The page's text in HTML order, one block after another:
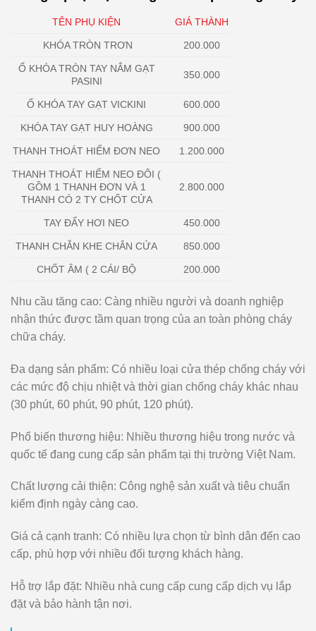
TÊN PHỤ KIỆN GIÁ THÀNH
KHÓA TRÒN TRƠN 200.000
Ổ KHÓA TRÒN TAY NẮM GẠT
PASINI
350.000
Ổ KHÓA TAY GẠT VICKINI 600.000
KHÓA TAY GẠT HUY HOÀNG 900.000
THANH THOÁT HIỂM ĐƠN NEO 1.200.000
THANH THOÁT HIỂM NEO ĐÔI (
GỒM 1 THANH ĐƠN VÀ 1
THANH CÓ 2 TY CHỐT CỬA
2.800.000
TAY ĐẨY HƠI NEO 450.000
THANH CHẮN KHE CHÂN CỬA 850.000
CHỐT ÂM ( 2 CÁI/ BỘ 200.000
Nhu cầu tăng cao: Càng nhiều người và doanh nghiệp
nhận thức được tầm quan trọng của an toàn phòng cháy
chữa cháy.
Đa dạng sản phẩm: Có nhiều loại cửa thép chống cháy với
các mức độ chịu nhiệt và thời gian chống cháy khác nhau
(30 phút, 60 phút, 90 phút, 120 phút).
Phổ biến thương hiệu: Nhiều thương hiệu trong nước và
quốc tế đang cung cấp sản phẩm tại thị trường Việt Nam.
Chất lượng cải thiện: Công nghệ sản xuất và tiêu chuẩn
kiểm định ngày càng cao.
Giá cả cạnh tranh: Có nhiều lựa chọn từ bình dân đến cao
cấp, phù hợp với nhiều đối tượng khách hàng.
Hỗ trợ lắp đặt: Nhiều nhà cung cấp cung cấp dịch vụ lắp
đặt và bảo hành tận nơi.